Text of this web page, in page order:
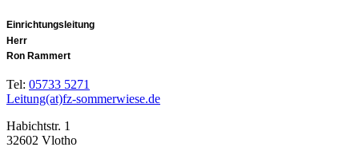
Einrichtungsleitung
Herr
Ron Rammert
Tel: 05733 5271
Leitung(at)fz-sommerwiese.de
Habichtstr. 1
32602 Vlotho